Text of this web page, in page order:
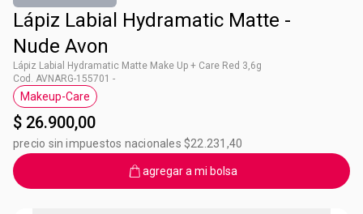
Lápiz Labial Hydramatic Matte -
Nude Avon
Lápiz Labial Hydramatic Matte Make Up + Care Red 3,6g
Cod. AVNARG-155701 -
Etiqueta Makeup-Care
Makeup-Care
$ 26.900,00
precio sin impuestos nacionales $22.231,40
agregar a mi bolsa